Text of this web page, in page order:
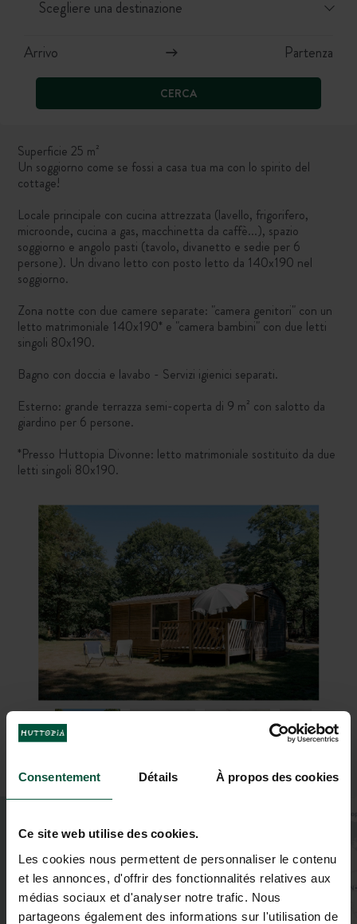
Consentement Détails À propos des cookies
Ce site web utilise des cookies.
Les cookies nous permettent de personnaliser le contenu
et les annonces, d'offrir des fonctionnalités relatives aux
médias sociaux et d'analyser notre trafic. Nous
partageons également des informations sur l'utilisation de
CERCA
Superficie 25 m²
Un soggiorno come se fossi a casa tua ma con lo spirito del
cottage!
Locale principale con cucina attrezzata (lavello, frigorifero,
microonde, cucina a gas, macchinetta da caffè...), spazio
soggiorno e angolo pasti (tavolo, divanetto e sedie per 6
persone). Un divano letto con posto letto da 140x190 nel
soggiorno.
Zona notte con due camere separate: "camera genitori" con un
letto matrimoniale 140x190* e "camera bambini" con due letti
singoli 80x190.
Bagno con doccia e lavabo - Servizi igienici separati.
Esterno: grande terrazza semi-coperta di 9 m² con salotto da
giardino per 6 persone.
*Presso Huttopia Divonne: letto matrimoniale sostituito da due
letti singoli 80x190.
−